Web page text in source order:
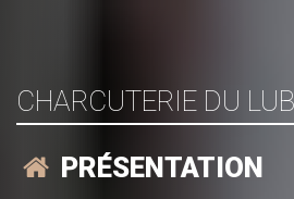
CHARCUTERIE DU
PRÉSENTATION